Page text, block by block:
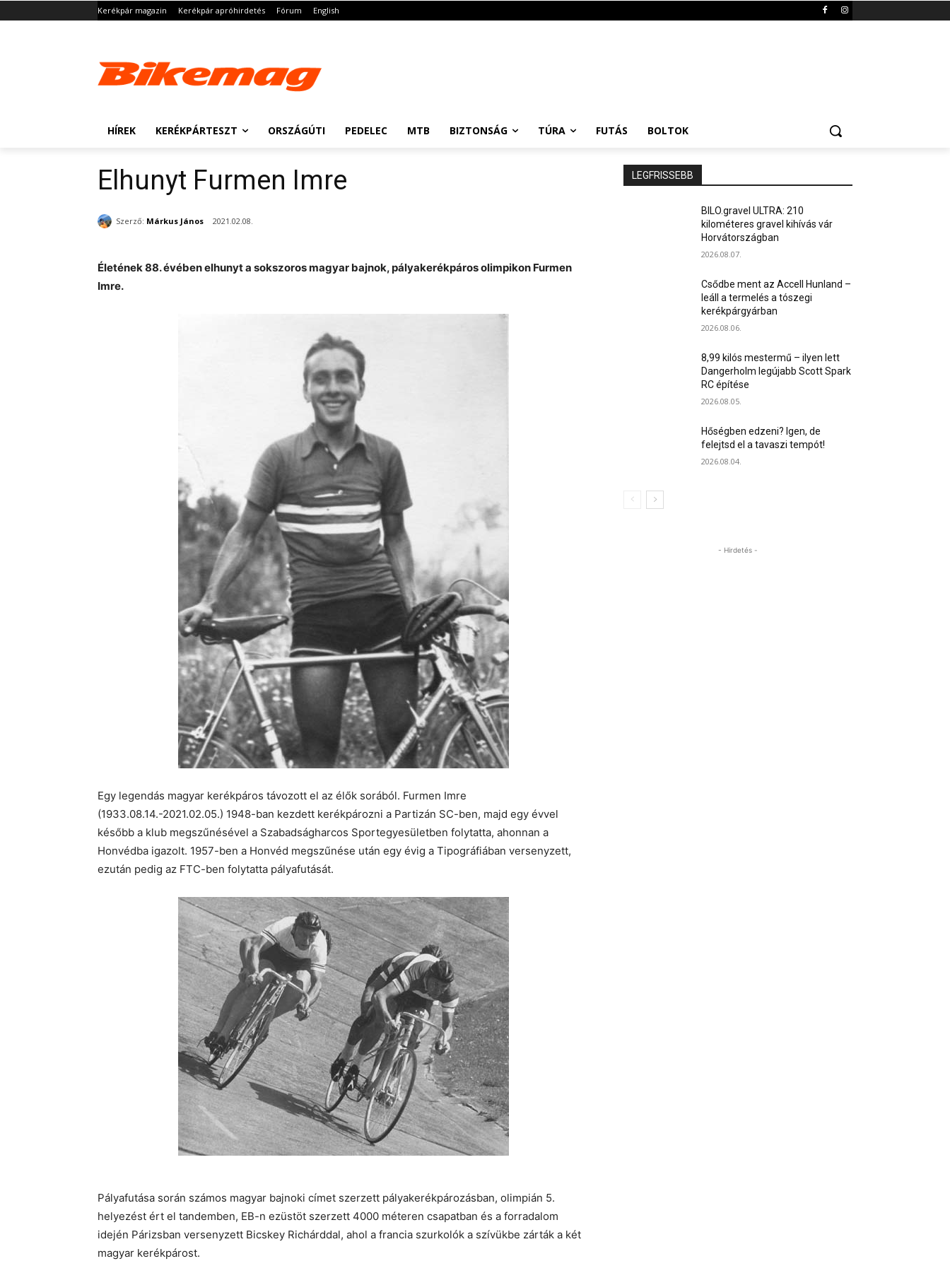
Kerékpár magazin Kerékpár apróhirdetés Fórum English
HÍREK KERÉKPÁRTESZT ORSZÁGÚTI PEDELEC MTB BIZTONSÁG TÚRA FUTÁS BOLTOK
Elhunyt Furmen Imre
Szerző: Márkus János 2021.02.08.
Életének 88. évében elhunyt a sokszoros magyar bajnok, pályakerékpáros olimpikon Furmen
Imre.
Egy legendás magyar kerékpáros távozott el az élők sorából. Furmen Imre
(1933.08.14.-2021.02.05.) 1948-ban kezdett kerékpározni a Partizán SC-ben, majd egy évvel
később a klub megszűnésével a Szabadságharcos Sportegyesületben folytatta, ahonnan a
Honvédba igazolt. 1957-ben a Honvéd megszűnése után egy évig a Tipográfiában versenyzett,
ezután pedig az FTC-ben folytatta pályafutását.
Pályafutása során számos magyar bajnoki címet szerzett pályakerékpározásban, olimpián 5.
helyezést ért el tandemben, EB-n ezüstöt szerzett 4000 méteren csapatban és a forradalom
idején Párizsban versenyzett Bicskey Richárddal, ahol a francia szurkolók a szívükbe zárták a két
magyar kerékpárost.
LEGFRISSEBB
BILO.gravel ULTRA: 210
kilométeres gravel kihívás vár
Horvátországban
2026.08.07.
Csődbe ment az Accell Hunland –
leáll a termelés a tószegi
kerékpárgyárban
2026.08.06.
8,99 kilós mestermű – ilyen lett
Dangerholm legújabb Scott Spark
RC építése
2026.08.05.
Hőségben edzeni? Igen, de
felejtsd el a tavaszi tempót!
2026.08.04.
- Hirdetés -